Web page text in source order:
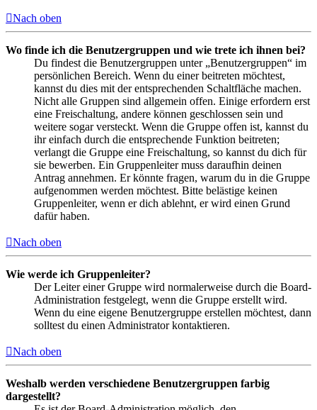
Nach oben
Wo finde ich die Benutzergruppen und wie trete ich ihnen bei?
Du findest die Benutzergruppen unter „Benutzergruppen“ im
persönlichen Bereich. Wenn du einer beitreten möchtest,
kannst du dies mit der entsprechenden Schaltfläche machen.
Nicht alle Gruppen sind allgemein offen. Einige erfordern erst
eine Freischaltung, andere können geschlossen sein und
weitere sogar versteckt. Wenn die Gruppe offen ist, kannst du
ihr einfach durch die entsprechende Funktion beitreten;
verlangt die Gruppe eine Freischaltung, so kannst du dich für
sie bewerben. Ein Gruppenleiter muss daraufhin deinen
Antrag annehmen. Er könnte fragen, warum du in die Gruppe
aufgenommen werden möchtest. Bitte belästige keinen
Gruppenleiter, wenn er dich ablehnt, er wird einen Grund
dafür haben.
Nach oben
Wie werde ich Gruppenleiter?
Der Leiter einer Gruppe wird normalerweise durch die Board-
Administration festgelegt, wenn die Gruppe erstellt wird.
Wenn du eine eigene Benutzergruppe erstellen möchtest, dann
solltest du einen Administrator kontaktieren.
Nach oben
Weshalb werden verschiedene Benutzergruppen farbig
dargestellt?